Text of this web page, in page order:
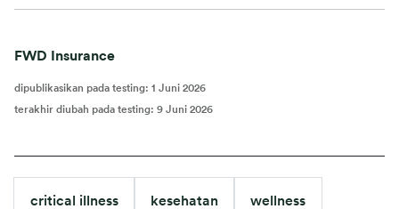
FWD Insurance
dipublikasikan pada testing: 1 Juni 2026
terakhir diubah pada testing: 9 Juni 2026
critical illness kesehatan wellness